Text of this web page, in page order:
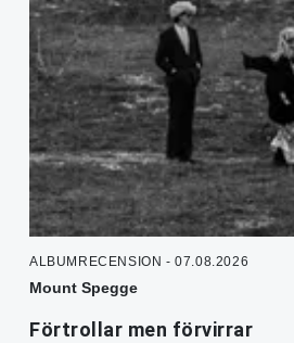
ALBUMRECENSION - 07.08.2026
Mount Spegge
Förtrollar men förvirrar